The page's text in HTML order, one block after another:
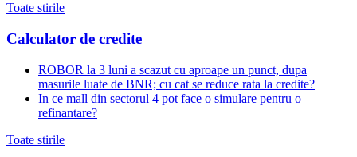
Toate stirile
Calculator de credite
ROBOR la 3 luni a scazut cu aproape un punct, dupa
masurile luate de BNR; cu cat se reduce rata la credite?
In ce mall din sectorul 4 pot face o simulare pentru o
refinantare?
Toate stirile